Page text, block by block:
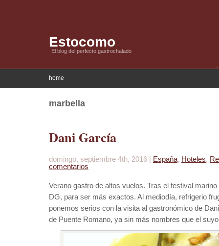
Estocomo
El blog del perfecto gastrochalado
home
marbella
Dani García
domingo, septiembre 4th, 2016 | España, Hoteles,
comentarios
Verano gastro de altos vuelos. Tras el festival
DG, para ser más exactos. Al mediodía, refrigerio
ponemos serios con la visita al gastronómico de
de Puente Romano, ya sin más nombres que el